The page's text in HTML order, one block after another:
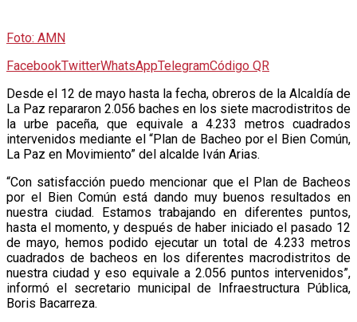
Foto: AMN
FacebookTwitterWhatsAppTelegramCódigo QR
Desde el 12 de mayo hasta la fecha, obreros de la Alcaldía de
La Paz repararon 2.056 baches en los siete macrodistritos de
la urbe paceña, que equivale a 4.233 metros cuadrados
intervenidos mediante el “Plan de Bacheo por el Bien Común,
La Paz en Movimiento” del alcalde Iván Arias.
“Con satisfacción puedo mencionar que el Plan de Bacheos
por el Bien Común está dando muy buenos resultados en
nuestra ciudad. Estamos trabajando en diferentes puntos,
hasta el momento, y después de haber iniciado el pasado 12
de mayo, hemos podido ejecutar un total de 4.233 metros
cuadrados de bacheos en los diferentes macrodistritos de
nuestra ciudad y eso equivale a 2.056 puntos intervenidos”,
informó el secretario municipal de Infraestructura Pública,
Boris Bacarreza.